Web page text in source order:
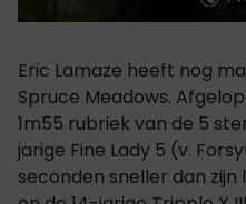
Eric Lamaze heeft nog
Spruce Meadows.
1m55 rubriek van de 5
jarige Fine Lady 5 (v.
seconden sneller dan